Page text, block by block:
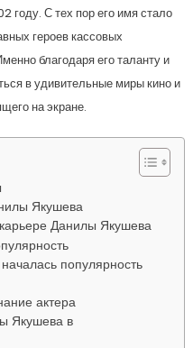
году. С тех пор его имя стало
героев кассовых
благодаря его таланту и
в удивительные миры кино и
на экране.
Якушева
Данилы Якушева
популярность
актера
Якушева в